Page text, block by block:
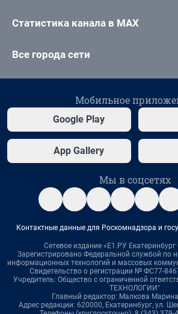
Статистика канала в MAX
Все города сети
Мобильное
Google Play
App Gallery
Мы в соцсетях
Контактные данные для Роскомнадзора и
Сетевое издание «Е1.РУ
Зарегистрировано Федеральной службой по
информационных технологий и массовых
Свидетельство о регистрации № ФС77-
Учредитель: Общество с ограниченной
ТЕХНОЛОГИИ"
Главный редактор: Малкова
Адрес редакции: 620000, Екатеринбург, ул.